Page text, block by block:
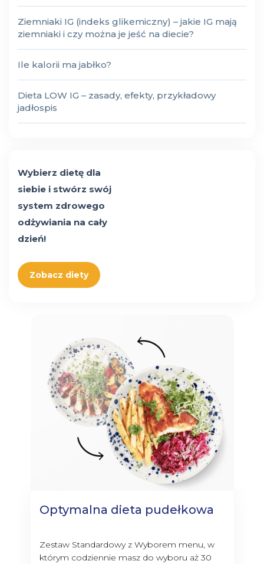
Ziemniaki IG (indeks glikemiczny) – jakie IG mają
ziemniaki i czy można je jeść na diecie?
Ile kalorii ma jabłko?
Dieta LOW IG – zasady, efekty, przykładowy
jadłospis
Wybierz dietę dla
siebie i stwórz swój
system zdrowego
odżywiania na cały
dzień!
Zobacz diety
Optymalna dieta pudełkowa
Zestaw Standardowy z Wyborem menu, w
którym codziennie masz do wyboru aż 30